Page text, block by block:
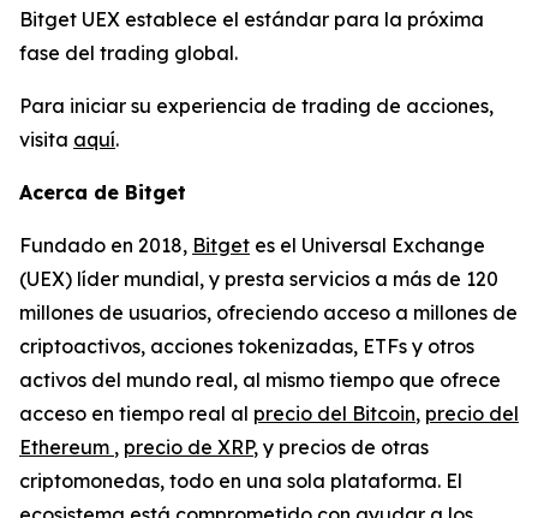
Bitget UEX establece el estándar para la próxima
fase del trading global.
Para iniciar su experiencia de trading de acciones,
visita aquí.
Acerca de Bitget
Fundado en 2018, Bitget es el Universal Exchange
(UEX) líder mundial, y presta servicios a más de 120
millones de usuarios, ofreciendo acceso a millones de
criptoactivos, acciones tokenizadas, ETFs y otros
activos del mundo real, al mismo tiempo que ofrece
acceso en tiempo real al precio del Bitcoin, precio del
Ethereum , precio de XRP, y precios de otras
criptomonedas, todo en una sola plataforma. El